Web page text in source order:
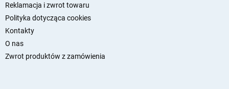
Reklamacja i zwrot towaru
Polityka dotycząca cookies
Kontakty
O nas
Zwrot produktów z zamówienia